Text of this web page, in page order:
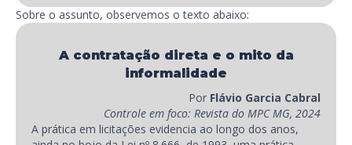
Sobre o assunto, observemos o texto abaixo:
A contratação direta e o mito da
informalidade
Por Flávio Garcia Cabral
Controle em foco: Revista do MPC MG, 2024
A prática em licitações evidencia ao longo dos anos,